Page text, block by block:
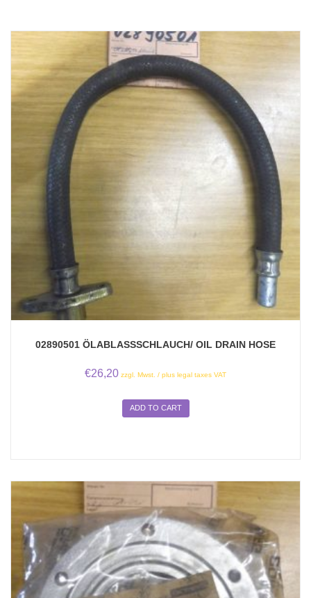
02890501 ÖLABLASSSCHLAUCH/ OIL DRAIN HOSE
€26,20 zzgl. Mwst. / plus legal taxes VAT
ADD TO CART